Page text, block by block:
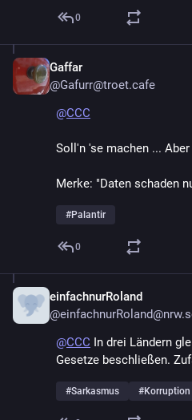
0
Gaffar
@Gafurr@troet.cafe
@CCC
Soll'n 'se machen ...
Merke: "Daten schaden
#Palantir
0
einfachnurRoland
@CCC In drei Ländern
Gesetze beschließen.
#Sarkasmus #Korruption